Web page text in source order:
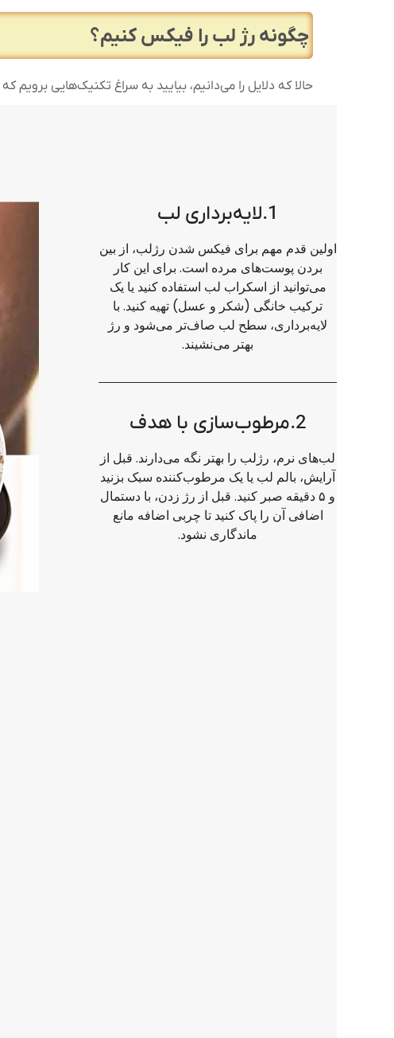
چگونه رژ لب را فیکس کنیم؟
حالا که دلایل را می‌دانیم، بیایید به سراغ تکنیک‌هایی برویم که
1.لایه‌برداری لب
اولین قدم مهم برای فیکس شدن رژلب، از بین
بردن پوست‌های مرده است. برای این کار
می‌توانید از اسکراب لب استفاده کنید یا یک
ترکیب خانگی (شکر و عسل) تهیه کنید. با
لایه‌برداری، سطح لب صاف‌تر می‌شود و رژ
بهتر می‌نشیند.
2.مرطوب‌سازی با هدف
لب‌های نرم، رژلب را بهتر نگه می‌دارند. قبل از
آرایش، بالم لب یا یک مرطوب‌کننده سبک بزنید
و ۵ دقیقه صبر کنید. قبل از رژ زدن، با دستمال
اضافی آن را پاک کنید تا چربی اضافه مانع
ماندگاری نشود.